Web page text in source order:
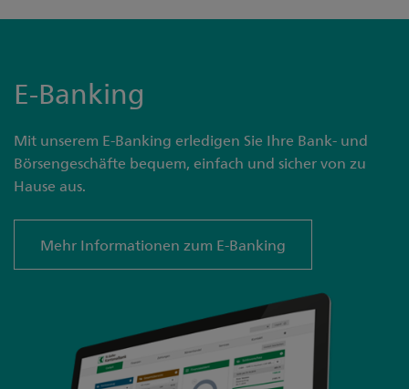
E-Banking
Mit unserem E-Banking erledigen Sie Ihre Bank- und
Börsengeschäfte bequem, einfach und sicher von zu
Hause aus.
Mehr Informationen zum E-Banking